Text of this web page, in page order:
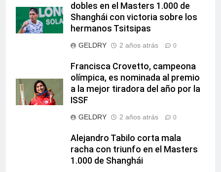
dobles en el Masters 1.000 de
Shanghái con victoria sobre los
hermanos Tsitsipas
GELDRY 2 años atrás 0
Francisca Crovetto, campeona
olímpica, es nominada al premio
a la mejor tiradora del año por la
ISSF
GELDRY 2 años atrás 0
Alejandro Tabilo corta mala
racha con triunfo en el Masters
1.000 de Shanghái